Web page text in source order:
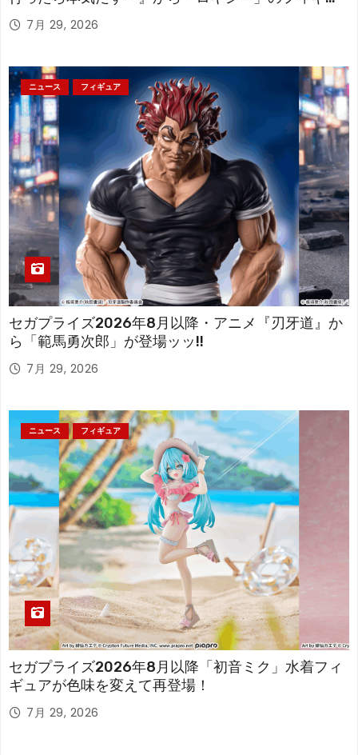
アが登場！
7月 29, 2026
ニュース フィギュア
セガプライズ2026年8月以降・アニメ『刃牙道』か
ら「範馬勇次郎」が登場ッッ!!
7月 29, 2026
ニュース フィギュア
セガプライズ2026年8月以降「初音ミク」水着フィ
ギュアが色味を変えて再登場！
7月 29, 2026